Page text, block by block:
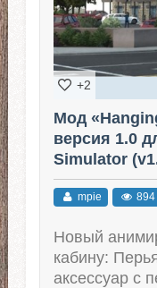
+2
Мод
версия 1.0
Simulator
mpie 894
Новый
кабину:
аксессуар с